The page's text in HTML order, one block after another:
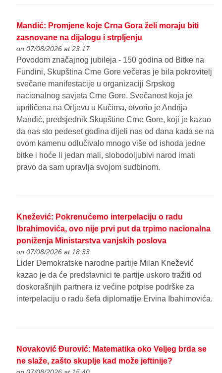
Mandić: Promjene koje Crna Gora želi moraju biti
zasnovane na dijalogu i strpljenju
on 07/08/2026 at 23:17
Povodom značajnog jubileja - 150 godina od Bitke na
Fundini, Skupština Crne Gore večeras je bila pokrovitelj
svečane manifestacije u organizaciji Srpskog
nacionalnog savjeta Crne Gore. Svečanost koja je
upriličena na Orljevu u Kučima, otvorio je Andrija
Mandić, predsjednik Skupštine Crne Gore, koji je kazao
da nas sto pedeset godina dijeli nas od dana kada se na
ovom kamenu odlučivalo mnogo više od ishoda jedne
bitke i hoće li jedan mali, slobodoljubivi narod imati
pravo da sam upravlja svojom sudbinom.
Knežević: Pokrenućemo interpelaciju o radu
Ibrahimovića, ovo nije prvi put da trpimo nacionalna
poniženja Ministarstva vanjskih poslova
on 07/08/2026 at 18:33
Lider Demokratske narodne partije Milan Knežević
kazao je da će predstavnici te partije uskoro tražiti od
doskorašnjih partnera iz većine potpise podrške za
interpelaciju o radu šefa diplomatije Ervina Ibahimovića.
Novaković Đurović: Matematika oko Veljeg brda se
ne slaže, zašto skuplje kad može jeftinije?